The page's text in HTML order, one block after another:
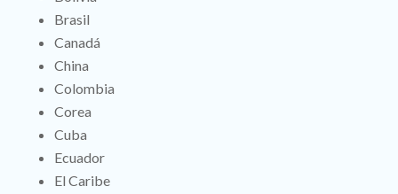
Brasil
Canadá
China
Colombia
Corea
Cuba
Ecuador
El Caribe